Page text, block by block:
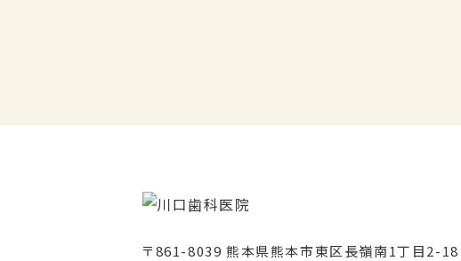
〒861-8039 熊本県熊本市東区長嶺南1丁目2-18